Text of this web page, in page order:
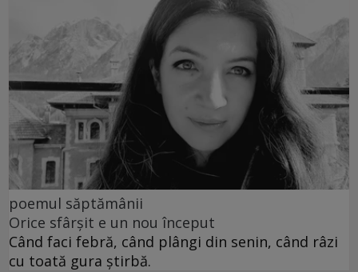
poemul săptămânii
Orice sfârșit e un nou început
Când faci febră, când plângi din senin, când râzi
cu toată gura știrbă.